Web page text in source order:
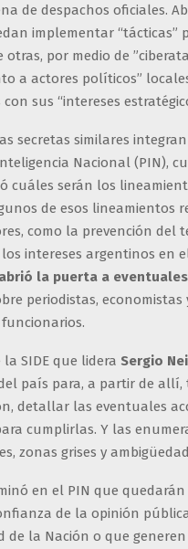
de despachos oficiales.
implementar “tácticas”
por medio de
a actores políticos”
sus “intereses
secretas similares
Nacional (PIN),
cuáles serán los
de esos lineamientos
como la prevención del
intereses argentinos en
la puerta a
periodistas,
SIDE que lidera Sergio
país para, a partir de allí,
detallar las eventuales
cumplirlas. Y las
zonas grises y
en el PIN que
de la opinión
de la Nación o que